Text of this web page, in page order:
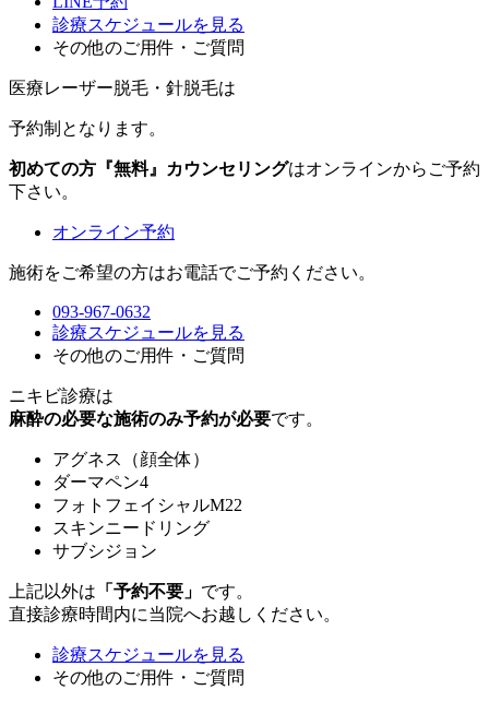
診療スケジュールを見る
その他のご用件・ご質問
医療レーザー脱毛・針脱毛は
予約制 となります。
初めての方『無料』カウンセリングはオンラインからご予約
下さい。
オンライン予約
施術をご希望の方はお電話でご予約ください。
093-967-0632
診療スケジュールを見る
その他のご用件・ご質問
ニキビ診療は
麻酔の必要な施術のみ予約が必要です。
アグネス（顔全体）
ダーマペン4
フォトフェイシャルM22
スキンニードリング
サブシジョン
上記以外は 「予約不要」 です。
直接診療時間内に当院へお越しください。
診療スケジュールを見る
その他のご用件・ご質問